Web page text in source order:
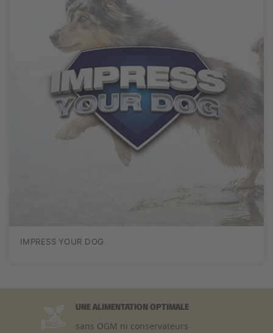
IMPRESS YOUR DOG
UNE ALIMENTATION OPTIMALE
sans OGM ni conservateurs